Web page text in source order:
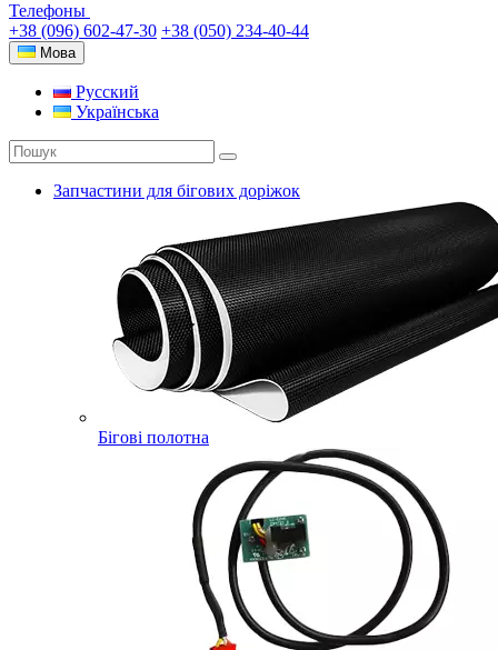
Телефоны
+38 (096) 602-47-30 +38 (050) 234-40-44
Мова
Русский
Українська
Запчастини для бігових доріжок
Бігові полотна